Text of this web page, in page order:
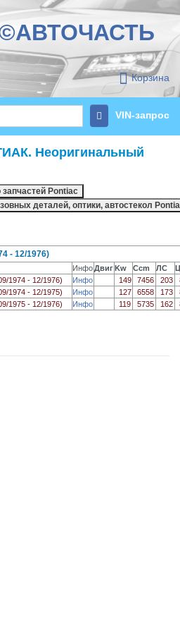
Корзина
VIN-запрос
Неоригинальный
- 12/1976)
ИнфоДвигKw Ccm ЛС
1974 - 12/1976) Инфо 149 7456 203
1974 - 12/1975) Инфо 127 6558 173
1975 - 12/1976) Инфо 119 5735 162